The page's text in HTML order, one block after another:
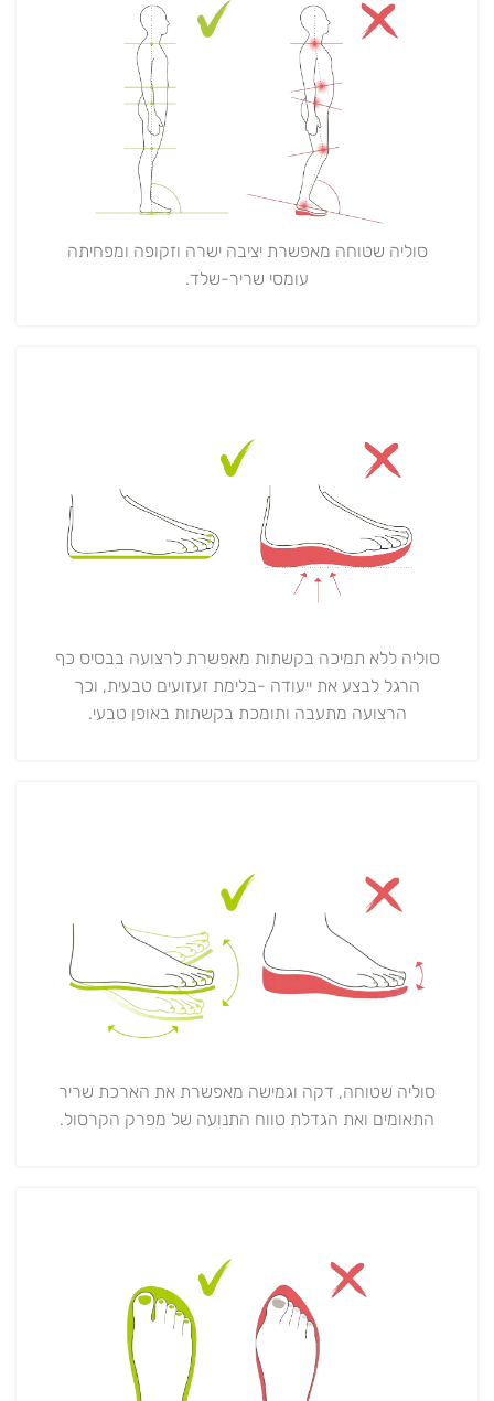
סוליה שטוחה מאפשרת יציבה ישרה וזקופה ומפחיתה
עומסי שריר-שלד.
סוליה ללא תמיכה בקשתות מאפשרת לרצועה בבסיס כף
הרגל לבצע את ייעודה -בלימת זעזועים טבעית, וכך
הרצועה מתעבה ותומכת בקשתות באופן טבעי.
סוליה שטוחה, דקה וגמישה מאפשרת את הארכת שריר
התאומים ואת הגדלת טווח התנועה של מפרק הקרסול.